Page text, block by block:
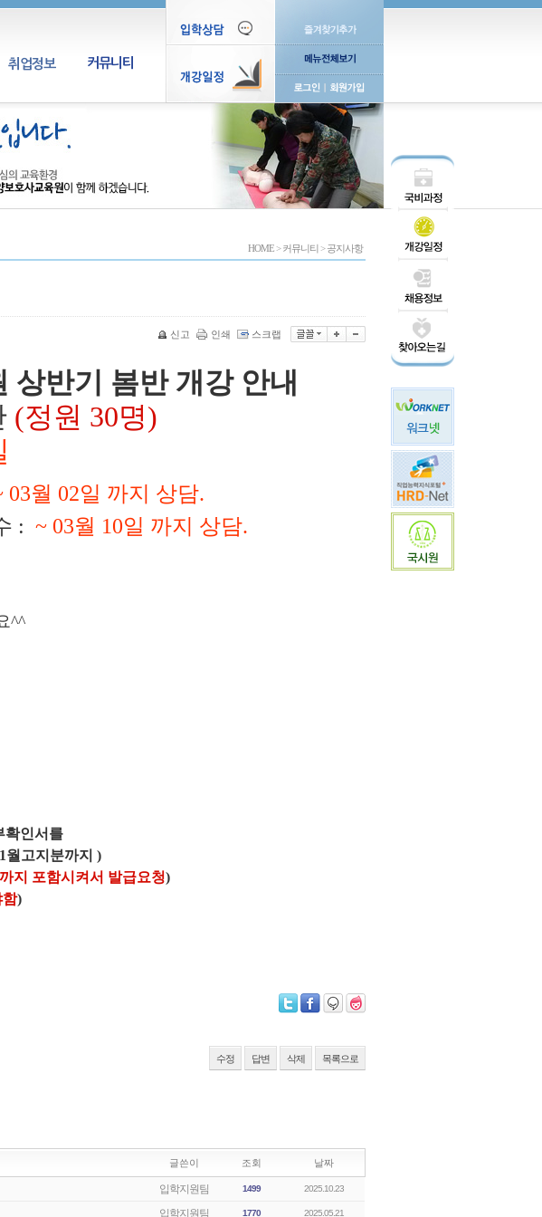
취업정보 커뮤니티
HOME >커뮤니티 >공지사항
신고 인쇄 스크랩
상반기 봄반 개강 안내
(정원 30명)
03월 02일 까지 상담.
: ~ 03월 10일 까지 상담.
^^
인서를
고지분까지 )
지 포함시켜서 발급요청)
함)
수정 답변 삭제 목록으로
글쓴이 조회 날짜
입학지원팀 1499 2025.10.23
입학지원팀 1770 2025.05.21